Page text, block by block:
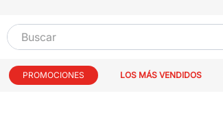
Buscar
PROMOCIONES LOS MÁS VENDIDOS